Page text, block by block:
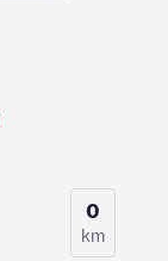
0
km